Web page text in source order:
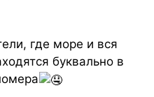
где море и вся
буквально в